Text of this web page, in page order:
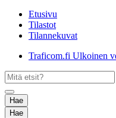
Etusivu
Tilastot
Tilannekuvat
Traficom.fi Ulkoinen
Hae
Hae